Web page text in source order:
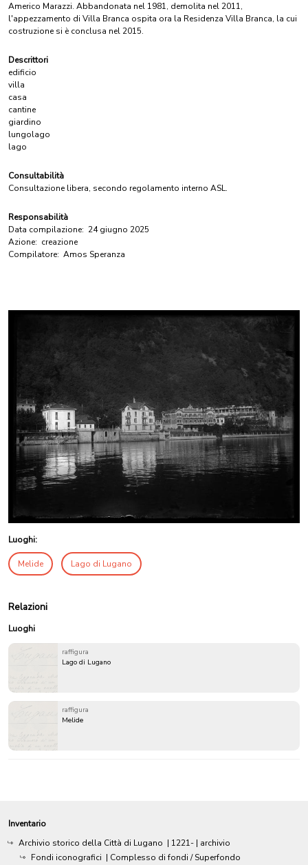
Americo Marazzi. Abbandonata nel 1981, demolita nel 2011,
l'appezzamento di Villa Branca ospita ora la Residenza Villa Branca, la cui
costruzione si è conclusa nel 2015.
Descrittori
edificio
villa
casa
cantine
giardino
lungolago
lago
Consultabilità
Consultazione libera, secondo regolamento interno ASL.
Responsabilità
Data compilazione: 24 giugno 2025
Azione: creazione
Compilatore: Amos Speranza
Luoghi:
Melide Lago di Lugano
Relazioni
Luoghi
raffigura
Lago di Lugano
raffigura
Melide
Inventario
Archivio storico della Città di Lugano | 1221- | archivio
Fondi iconografici | Complesso di fondi / Superfondo